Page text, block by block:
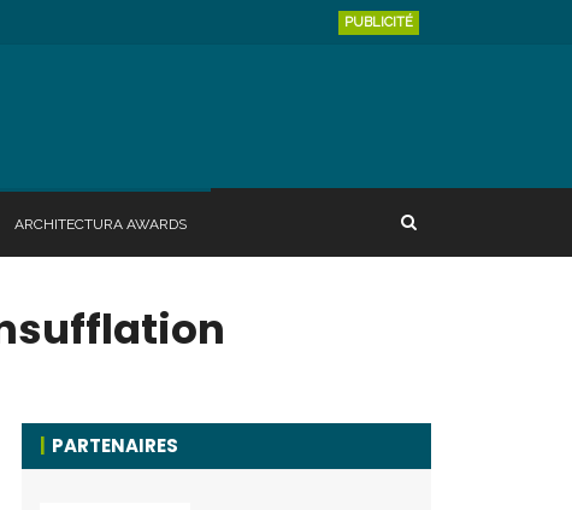
PUBLICITÉ
ARCHITECTURA AWARDS
PARTENAIRES